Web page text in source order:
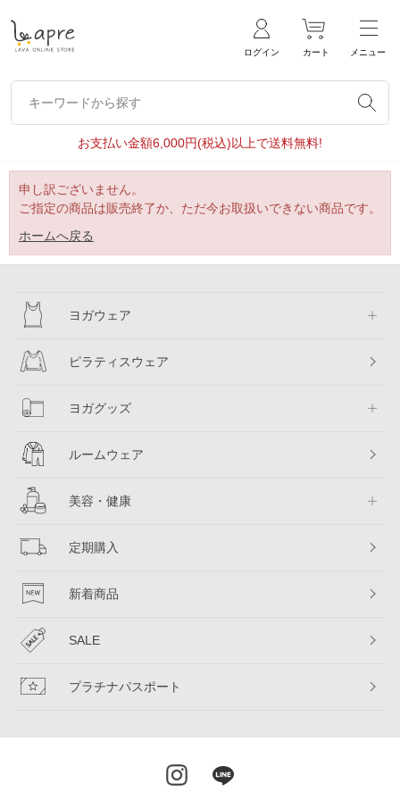
ログイン カート メニュー
キーワードから探す
キーワードから探す
お支払い金額6,000円(税込)以上で送料無料!
申し訳ございません。
ご指定の商品は販売終了か、ただ今お取扱いできない商品です。
ホームへ戻る
ヨガウェア
ピラティスウェア
ヨガグッズ
ルームウェア
美容・健康
定期購入
新着商品
SALE
プラチナパスポート